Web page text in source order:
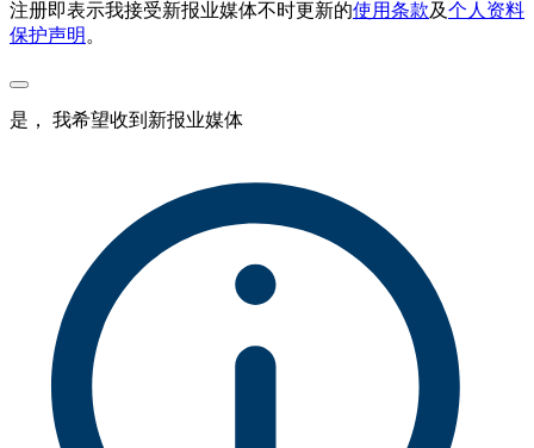
注册即表示我接受新报业媒体不时更新的使用条款及个人资料
保护声明 。
是， 我希望收到新报业媒体